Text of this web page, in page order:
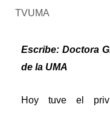
TVUMA
Escribe: Doctora
de la UMA
Hoy tuve el